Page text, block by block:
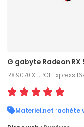
Gigabyte Radeon RX
RX 9070 XT, PCI-Express
Materiel.net rachète